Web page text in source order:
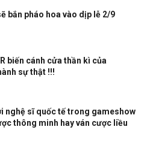
bắn pháo hoa vào dịp lễ 2/9
biến cánh cửa thần kì của
sự thật !!!
nghệ sĩ quốc tế trong gameshow
thông minh hay ván cược liều